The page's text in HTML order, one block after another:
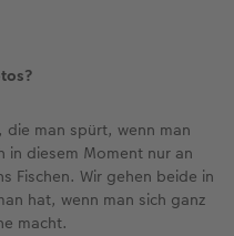
man spürt, wenn man
in diesem Moment nur an
Fischen. Wir gehen beide in
hat, wenn man sich ganz
macht.